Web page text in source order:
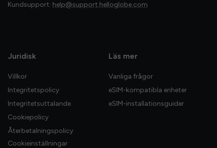
Kundsupport: help@support.helloglobe.com
Juridisk
Villkor
Integritetspolicy
Integritetsuttalande
Cookiepolicy
Återbetalningspolicy
Cookieinställningar
Läs mer
Vanliga frågor
eSIM-kompatibla enheter
eSIM-installationsguider